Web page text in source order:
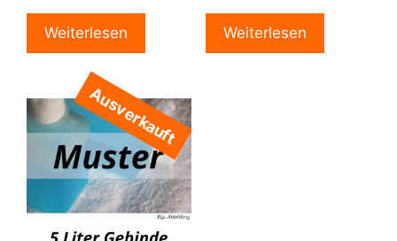
Weiterlesen Weiterlesen
Ausverkauft